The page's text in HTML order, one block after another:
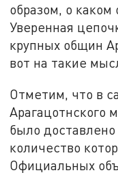
образом, о каком
Уверенная
крупных общин
вот на такие
Отметим, что в
Арагацотнского
было
количество
Официальных